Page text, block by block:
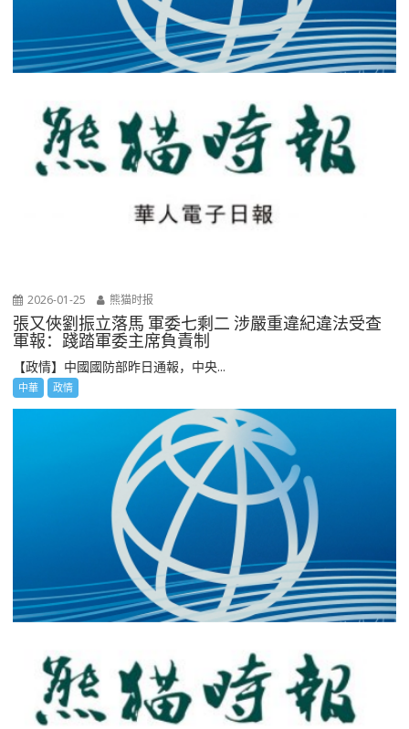
2026-01-25 熊猫时报
張又俠劉振立落馬 軍委七剩二 涉嚴重違紀違法受查
軍報：踐踏軍委主席負責制
【政情】中國國防部昨日通報，中央...
中華 政情